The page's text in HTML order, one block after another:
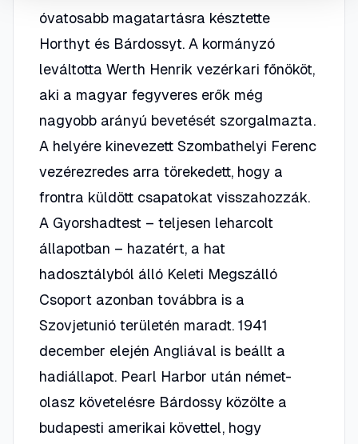
óvatosabb magatartásra késztette
Horthyt és Bárdossyt. A kormányzó
leváltotta Werth Henrik vezérkari főnököt,
aki a magyar fegyveres erők még
nagyobb arányú bevetését szorgalmazta.
A helyére kinevezett Szombathelyi Ferenc
vezérezredes arra törekedett, hogy a
frontra küldött csapatokat visszahozzák.
A Gyorshadtest – teljesen leharcolt
állapotban – hazatért, a hat
hadosztályból álló Keleti Megszálló
Csoport azonban továbbra is a
Szovjetunió területén maradt. 1941
december elején Angliával is beállt a
hadiállapot. Pearl Harbor után német-
olasz követelésre Bárdossy közölte a
budapesti amerikai követtel, hogy